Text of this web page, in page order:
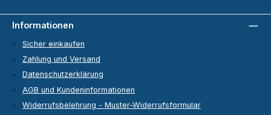
Informationen
Sicher einkaufen
Zahlung und Versand
Datenschutzerklärung
AGB und Kundeninformationen
Widerrufsbelehrung - Muster-Widerrufsformular